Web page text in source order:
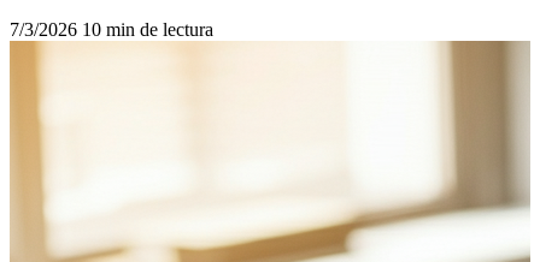
7/3/2026 10 min de lectura